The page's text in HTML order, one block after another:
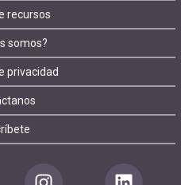
recursos
somos?
privacidad